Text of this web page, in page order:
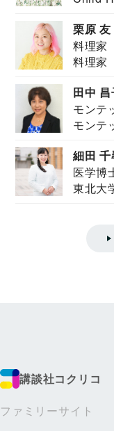
栗原 友
料理家
料理家
田中 昌
モンテ
ズハウ
モンテ
細田 千
医学博
東北大
講談社コクリコ
ファミリーサイト